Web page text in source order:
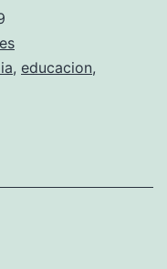
, educacion,